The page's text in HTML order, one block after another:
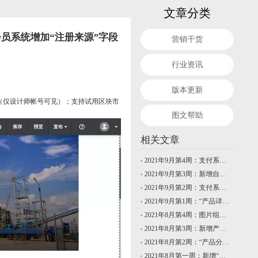
系统增加“注册来源”字段
（仅设计师帐号可见）；支持试用区块市
文章分类
营销干货
行业资讯
版本更新
图文帮助
相关文章
2021年9月第4周：支付系统新增PingPong支付｜倒计时循环功能优化升级
2021年9月第3周：新增自定义物流运费模板功能｜新增会员系统自定义字段功能｜优化询盘篮SKU产品图片显示问题 | 新版支付系统新增西联汇款、T/T
2021年9月第2周：支付系统部分新功能上线｜视频管理系统新增视频分类排序功能
2021年9月第1周：“产品详情”组件按钮组合风格优化｜询盘篮及购物车交互优化
2021年8月第4周：图片组件新增“增加蒙层”、“取消蒙层”特效｜内容管理后台“文章摘要”输入框增加“同步”按钮｜优化“加入询盘篮”交互方式
2021年8月第3周：新增产品列表风格11、12｜“页面重定向”功能支持重定向到具体的产品/文章/分类页面
2021年8月第2周：“产品分类”组件增加新风格｜“评价列表”增加新风格｜“翻译进程”增加“翻译类型”字段
2021年8月第一周：新增“文章目录”组件 ｜ “注册”组件新增多个字段 ｜ 添加文章增加“视频库”